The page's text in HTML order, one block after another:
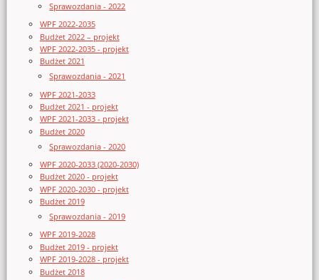
Sprawozdania - 2022
WPF 2022-2035
Budżet 2022 – projekt
WPF 2022-2035 - projekt
Budżet 2021
Sprawozdania - 2021
WPF 2021-2033
Budżet 2021 - projekt
WPF 2021-2033 - projekt
Budżet 2020
Sprawozdania - 2020
WPF 2020-2033 (2020-2030)
Budżet 2020 - projekt
WPF 2020-2030 - projekt
Budżet 2019
Sprawozdania - 2019
WPF 2019-2028
Budżet 2019 - projekt
WPF 2019-2028 - projekt
Budżet 2018